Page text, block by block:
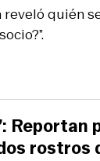
quién
rostros